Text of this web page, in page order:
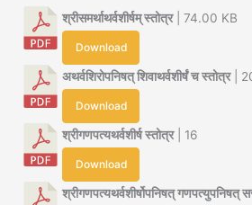
श्रीसमर्थाथर्वशीर्षम् स्तोत्र| 74.00 KB
Download
अथर्वशिरोपनिषत् शिवाथर्वशीर्षं च स्तोत्र|
Download
श्रीगणपत्यथर्वशीर्ष स्तोत्र| 16
Download
श्रीगणपत्यथर्वशीर्षोपनिषत् गणपत्युपनिषत्